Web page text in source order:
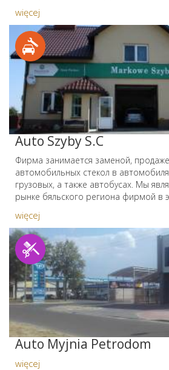
więcej
Auto Szyby S.C
Фирма занимается заменой,
автомобильных стекол в
грузовых, а также автобусах. Мы
рынке бяльского региона фирмой в
więcej
Auto Myjnia Petrodom
więcej